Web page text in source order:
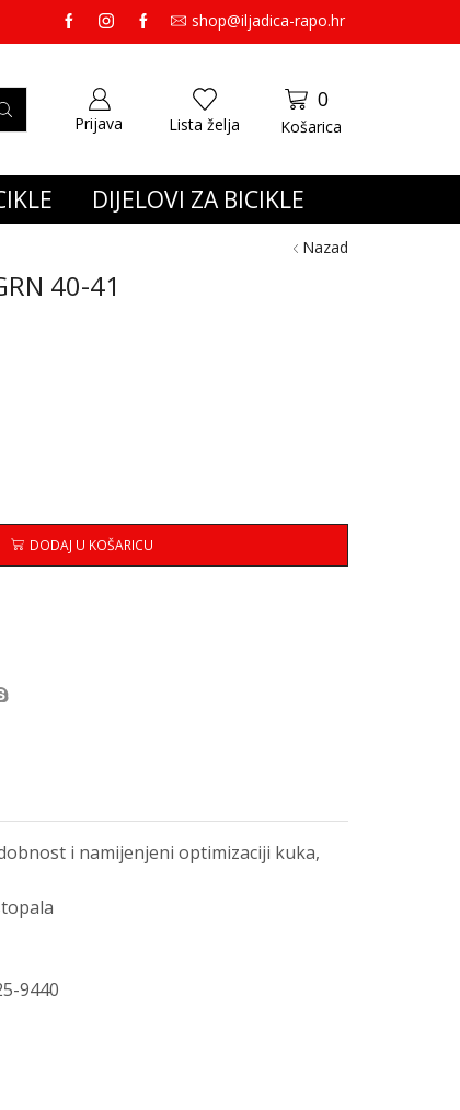
65,00 eura gratis dostava.shop@iljadica-rapo.hr
Prijava Lista želja
0
Košarica
DIJELOVI ZA BICIKLE
Nazad
40-41
DODAJ U KOŠARICU
i namijenjeni optimizaciji kuka,
9440